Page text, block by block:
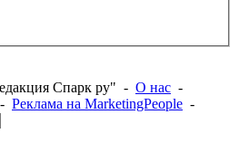
Спарк ру" - О нас -
- Реклама на MarketingPeople -